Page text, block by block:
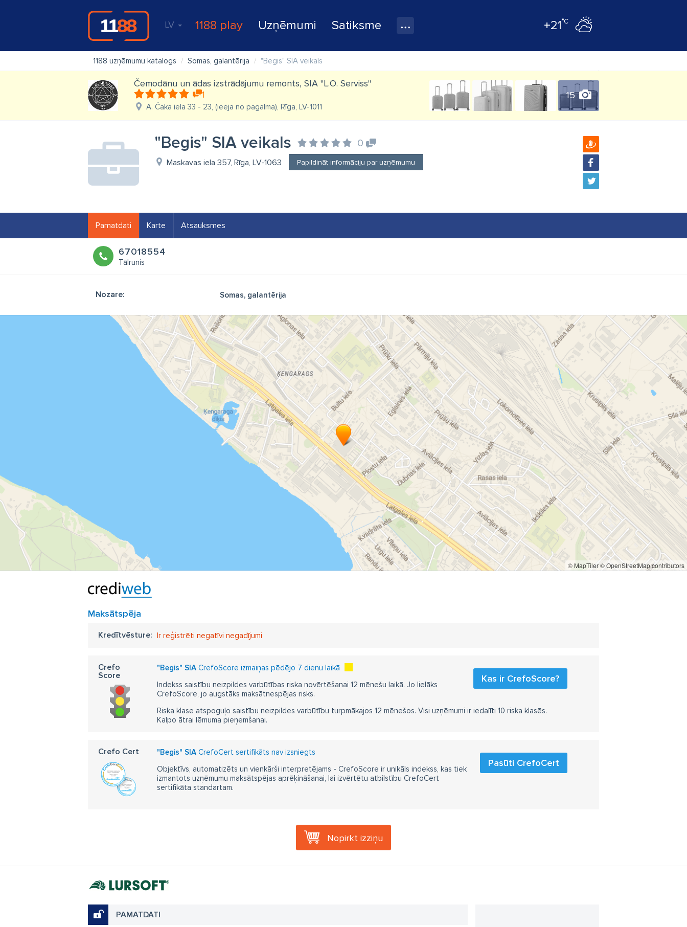
LV 1188 play Uzņēmumi Satiksme +21°C
1188 uzņēmumu katalogs Somas, galantērija "Begis" SIA veikals
Čemodānu un ādas izstrādājumu remonts, SIA "L.O. Serviss"
1
A. Čaka iela 33 - 23, (ieeja no pagalma), Rīga, LV-1011
15
"Begis" SIA veikals 0
Maskavas iela 357, Rīga, LV-1063 Papildināt informāciju par uzņēmumu
Pamatdati Karte Atsauksmes
67018554
Tālrunis
Nozare: Somas, galantērija
© MapTiler© OpenStreetMap contributors
Maksātspēja
Kredītvēsture: Ir reģistrēti negatīvi negadījumi
Crefo
Score
"Begis" SIA CrefoScore izmaiņas pēdējo 7 dienu laikā
Kas ir CrefoScore?
Indekss saistību neizpildes varbūtības riska novērtēšanai 12 mēnešu laikā. Jo lielāks
CrefoScore, jo augstāks maksātnespējas risks.
Riska klase atspoguļo saistību neizpildes varbūtību turpmākajos 12 mēnešos. Visi uzņēmumi ir iedalīti 10 riska klasēs.
Kalpo ātrai lēmuma pieņemšanai.
Crefo Cert "Begis" SIA CrefoCert sertifikāts nav izsniegts
Pasūti CrefoCert
Objektīvs, automatizēts un vienkārši interpretējams - CrefoScore ir unikāls indekss, kas tiek
izmantots uzņēmumu maksātspējas aprēķināšanai, lai izvērtētu atbilstību CrefoCert
sertifikāta standartam.
Nopirkt izziņu
PAMATDATI